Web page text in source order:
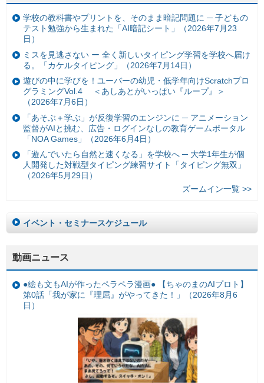
学校の教科書やプリントを、そのまま暗記問題に ─ 子どもの
テスト勉強から生まれた「AI暗記シート」（2026年7月23
日）
ミスを見逃さない ー 全く新しいタイピング学習を学校へ届け
る。「カケルタイピング」（2026年7月14日）
遊びの中に学びを！ユーバーの幼児・低学年向けScratchプロ
グラミングVol.4 ＜あしあとがいっぱい『ループ』＞
（2026年7月6日）
「あそぶ＋学ぶ」が反復学習のエンジンに ─ アニメーション
監督がAIと挑む、広告・ログインなしの教育ゲームポータル
「NOA Games」（2026年6月4日）
「遊んでいたら自然と速くなる」を学校へ ─ 大学1年生が個
人開発した対戦型タイピング練習サイト「タイピング無双」
（2026年5月29日）
ズームイン一覧 >>
イベント・セミナースケジュール
動画ニュース
●絵も文もAIが作ったペラペラ漫画● 【ちゃのまのAIプロト】
第0話「我が家に『理屈』がやってきた！」（2026年8月6
日）